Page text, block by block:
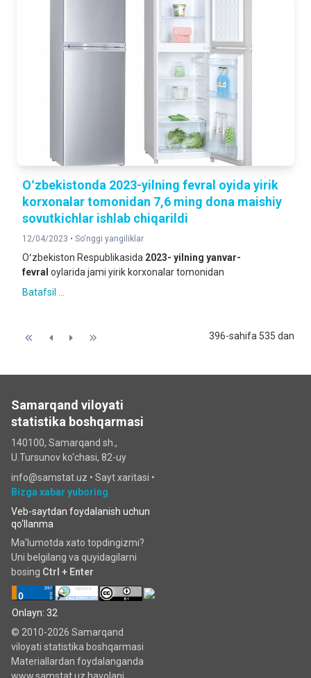
Oʻzbekistonda 2023-yilning fevral oyida yirik
korxonalar tomonidan 7,6 ming dona maishiy
sovutkichlar ishlab chiqarildi
12/04/2023 • So‘nggi yangiliklar
Oʻzbekiston Respublikasida 2023- yilning yanvar-
fevral oylarida jami yirik korxonalar tomonidan
Batafsil ...
396-sahifa 535 dan
Samarqand viloyati
statistika boshqarmasi
140100, Samarqand sh.,
U.Tursunov ko‘chаsi, 82-uy
info@samstat.uz • Sayt xaritasi •
Bizga xabar yuboring
Veb-saytdan foydalanish uchun
qo‘llanma
Ma'lumotda xato topdingizmi?
Uni belgilang va quyidagilarni
bosing Ctrl + Enter
Onlayn: 32
© 2010-2026 Samarqand
viloyati statistika boshqarmasi
Materiallardan foydalanganda